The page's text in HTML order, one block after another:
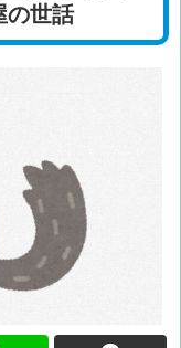
の世話